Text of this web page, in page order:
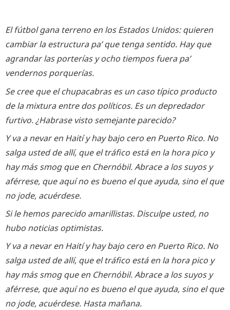
El fútbol gana terreno en los Estados Unidos: quieren
cambiar la estructura pa’ que tenga sentido. Hay que
agrandar las porterías y ocho tiempos fuera pa’
vendernos porquerías.
Se cree que el chupacabras es un caso típico producto
de la mixtura entre dos políticos. Es un depredador
furtivo. ¿Habrase visto semejante parecido?
Y va a nevar en Haití y hay bajo cero en Puerto Rico. No
salga usted de allí, que el tráfico está en la hora pico y
hay más smog que en Chernóbil. Abrace a los suyos y
aférrese, que aquí no es bueno el que ayuda, sino el que
no jode, acuérdese.
Si le hemos parecido amarillistas. Disculpe usted, no
hubo noticias optimistas.
Y va a nevar en Haití y hay bajo cero en Puerto Rico. No
salga usted de allí, que el tráfico está en la hora pico y
hay más smog que en Chernóbil. Abrace a los suyos y
aférrese, que aquí no es bueno el que ayuda, sino el que
no jode, acuérdese. Hasta mañana.